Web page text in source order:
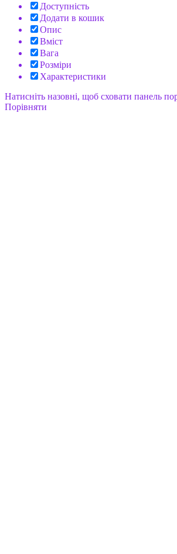
Доступність
Додати в кошик
Опис
Вміст
Вага
Розміри
Характеристики
Натисніть назовні, щоб сховати панель
Порівняти